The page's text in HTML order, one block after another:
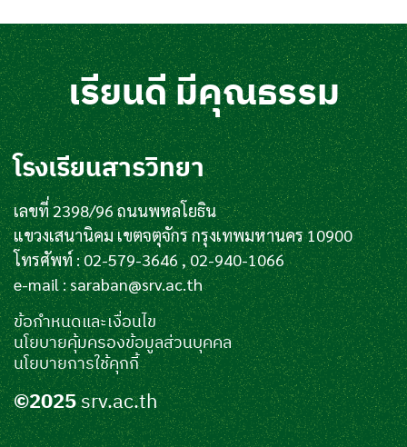
เรียนดี มีคุณธรรม
โรงเรียนสารวิทยา
เลขที่ 2398/96 ถนนพหลโยธิน
แขวงเสนานิคม เขตจตุจักร กรุงเทพมหานคร 10900
โทรศัพท์ : 02-579-3646 , 02-940-1066
e-mail :saraban@srv.ac.th
ข้อกำหนดและเงื่อนไข
นโยบายคุ้มครองข้อมูลส่วนบุคคล
นโยบายการใช้คุกกี้
©2025srv.ac.th